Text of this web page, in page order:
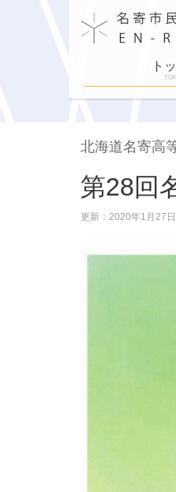
ト
TOP
北海道名寄高
第28回
更新：2020年1月27日